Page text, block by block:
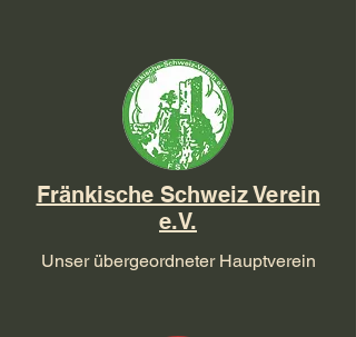
Fränkische Schweiz Verein
e.V.
Unser übergeordneter Hauptverein